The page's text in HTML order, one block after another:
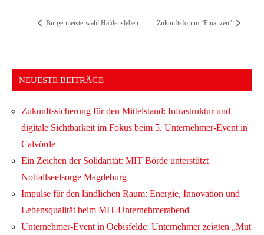
Bürgermeisterwahl Haldensleben Zukunftsforum “Finanzen”
NEUESTE BEITRÄGE
Zukunftssicherung für den Mittelstand: Infrastruktur und
digitale Sichtbarkeit im Fokus beim 5. Unternehmer-Event in
Calvörde
Ein Zeichen der Solidarität: MIT Börde unterstützt
Notfallseelsorge Magdeburg
Impulse für den ländlichen Raum: Energie, Innovation und
Lebensqualität beim MIT-Unternehmerabend
Unternehmer-Event in Oebisfelde: Unternehmer zeigten „Mut